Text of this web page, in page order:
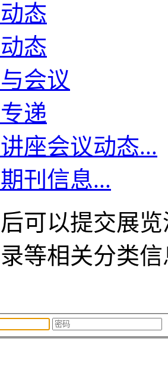
态
态
会议
递
座会议动态...
刊信息...
可以提交展
等相关分类